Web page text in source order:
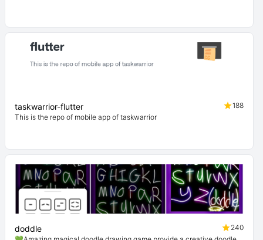
taskwarrior-flutter
188
This is the repo of mobile app of taskwarrior
doddle
240